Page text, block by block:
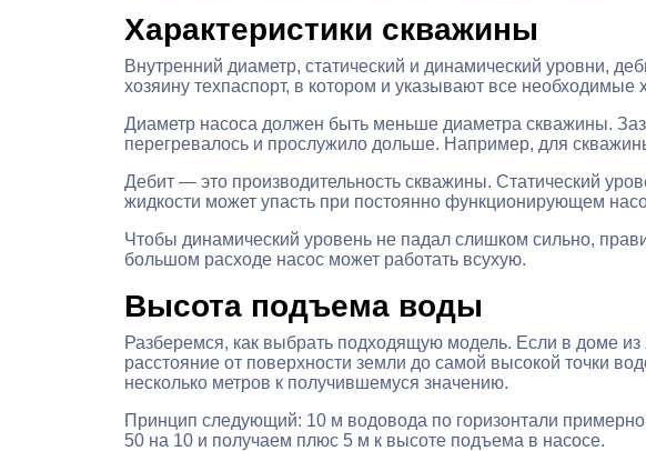
Характеристики скважины
Внутренний диаметр, статический и динамический уровни,
хозяину техпаспорт, в котором и указывают все необходимые
Диаметр насоса должен быть меньше диаметра скважины.
перегревалось и прослужило дольше. Например, для
Дебит — это производительность скважины. Статический
жидкости может упасть при постоянно функционирующем
Чтобы динамический уровень не падал слишком сильно,
большом расходе насос может работать всухую.
Высота подъема воды
Разберемся, как выбрать подходящую модель. Если в доме
расстояние от поверхности земли до самой высокой точки
несколько метров к получившемуся значению.
Принцип следующий: 10 м водовода по горизонтали
50 на 10 и получаем плюс 5 м к высоте подъема в насосе.